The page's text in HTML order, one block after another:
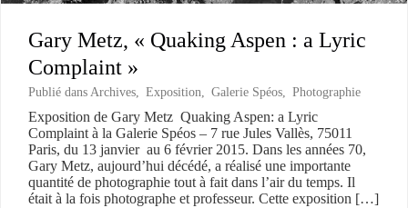
Gary Metz, « Quaking Aspen : a Lyric
Complaint »
Publié dans Archives, Exposition, Galerie Spéos, Photographie
Exposition de Gary Metz Quaking Aspen: a Lyric
Complaint à la Galerie Spéos – 7 rue Jules Vallès, 75011
Paris, du 13 janvier au 6 février 2015. Dans les années 70,
Gary Metz, aujourd’hui décédé, a réalisé une importante
quantité de photographie tout à fait dans l’air du temps. Il
était à la fois photographe et professeur. Cette exposition […]